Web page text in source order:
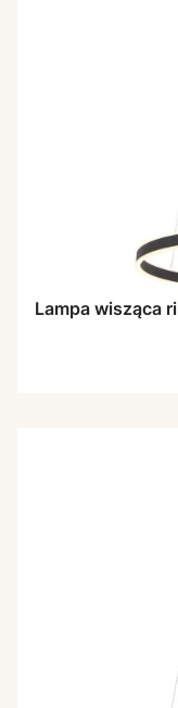
Lampa wisząca